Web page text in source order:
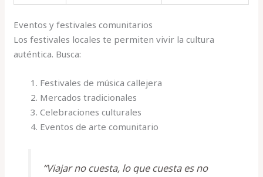
Eventos y festivales comunitarios
Los festivales locales te permiten vivir la cultura
auténtica. Busca:
Festivales de música callejera
Mercados tradicionales
Celebraciones culturales
Eventos de arte comunitario
“Viajar no cuesta, lo que cuesta es no